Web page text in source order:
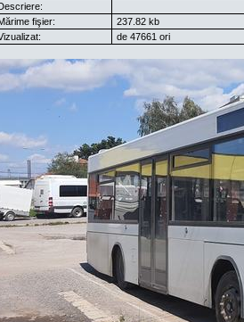
fişier:
237.82 kb
de 47661 ori